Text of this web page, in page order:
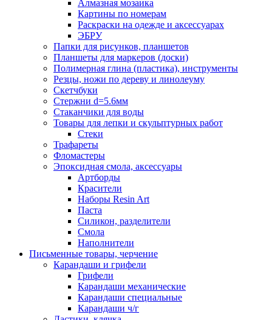
Алмазная мозаика
Картины по номерам
Раскраски на одежде и аксессуарах
ЭБРУ
Папки для рисунков, планшетов
Планшеты для маркеров (доски)
Полимерная глина (пластика), инструменты
Резцы, ножи по дереву и линолеуму
Скетчбуки
Стержни d=5.6мм
Стаканчики для воды
Товары для лепки и скульптурных работ
Стеки
Трафареты
Фломастеры
Эпоксидная смола, аксессуары
Артборды
Красители
Наборы Resin Art
Паста
Силикон, разделители
Смола
Наполнители
Письменные товары, черчение
Карандаши и грифели
Грифели
Карандаши механические
Карандаши специальные
Карандаши ч/г